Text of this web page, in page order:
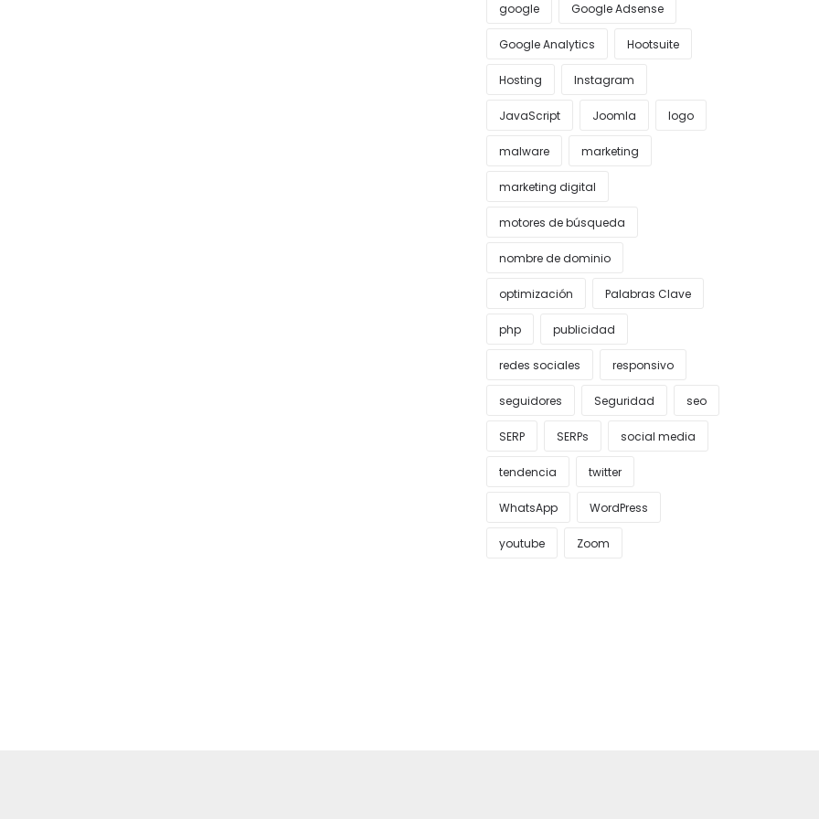
google Google Adsense
Google Analytics Hootsuite
Hosting Instagram
JavaScript Joomla logo
malware marketing
marketing digital
motores de búsqueda
nombre de dominio
optimización Palabras Clave
php publicidad
redes sociales responsivo
seguidores Seguridad seo
SERP SERPs social media
tendencia twitter
WhatsApp WordPress
youtube Zoom